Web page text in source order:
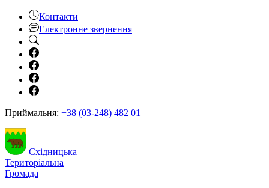
Контакти
Електронне звернення
Приймальня: +38 (03-248) 482 01
Східницька
Територіальна
Громада